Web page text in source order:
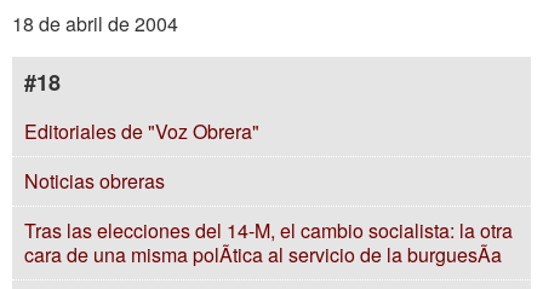
18 de abril de 2004
#18
Editoriales de "Voz Obrera"
Noticias obreras
Tras las elecciones del 14-M, el cambio socialista: la otra
cara de una misma polÃ­tica al servicio de la burguesÃ­a